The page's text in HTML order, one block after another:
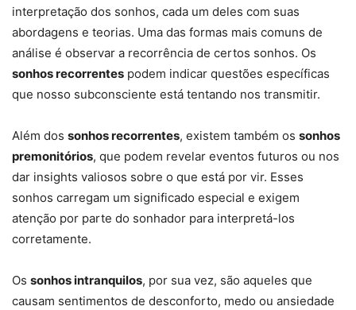
interpretação dos sonhos, cada um deles com suas
abordagens e teorias. Uma das formas mais comuns de
análise é observar a recorrência de certos sonhos. Os
sonhos recorrentes podem indicar questões específicas
que nosso subconsciente está tentando nos transmitir.
Além dos sonhos recorrentes, existem também os sonhos
premonitórios, que podem revelar eventos futuros ou nos
dar insights valiosos sobre o que está por vir. Esses
sonhos carregam um significado especial e exigem
atenção por parte do sonhador para interpretá-los
corretamente.
Os sonhos intranquilos, por sua vez, são aqueles que
causam sentimentos de desconforto, medo ou ansiedade